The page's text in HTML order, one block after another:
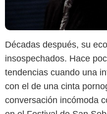
Décadas después, su
insospechados. Hace
tendencias cuando una
con el de una cinta
conversación incómoda